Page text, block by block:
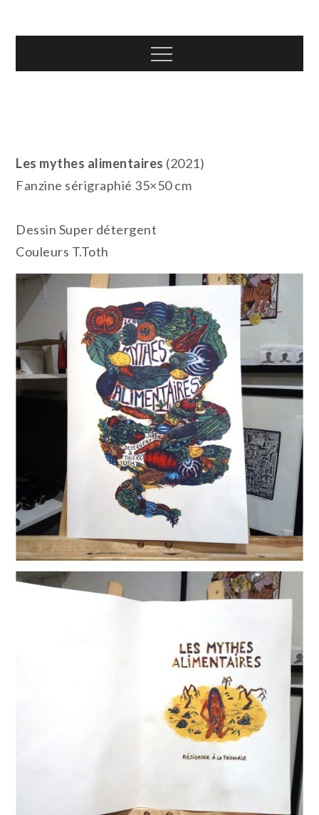
T.TOTH Menu
Les mythes alimentaires (2021)
Fanzine sérigraphié 35×50 cm
Dessin Super détergent
Couleurs T.Toth